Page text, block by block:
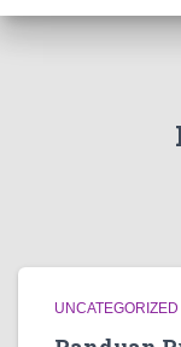
UNCATEGORIZED